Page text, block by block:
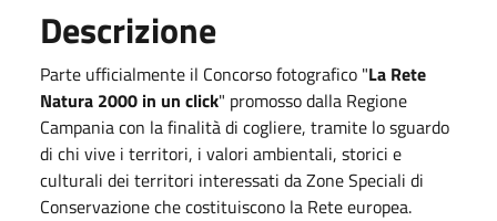
Descrizione
Parte ufficialmente il Concorso fotografico "La Rete
Natura 2000 in un click" promosso dalla Regione
Campania con la finalità di cogliere, tramite lo sguardo
di chi vive i territori, i valori ambientali, storici e
culturali dei territori interessati da Zone Speciali di
Conservazione che costituiscono la Rete europea.